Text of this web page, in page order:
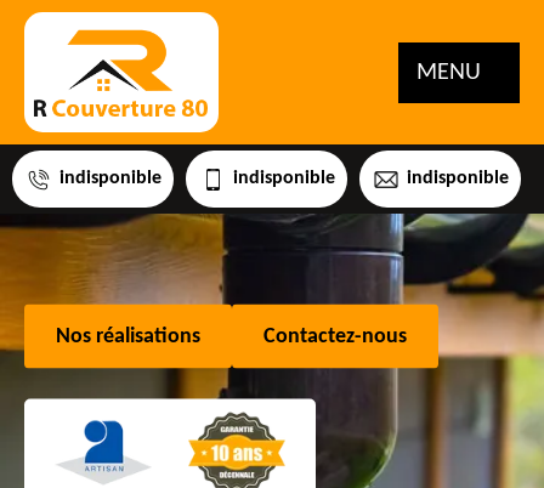
MENU
indisponible indisponible indisponible
Nos réalisations Contactez-nous